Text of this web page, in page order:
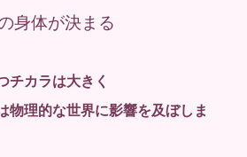
身体が決まる
チカラは大きく
物理的な世界に影響を及ぼしま